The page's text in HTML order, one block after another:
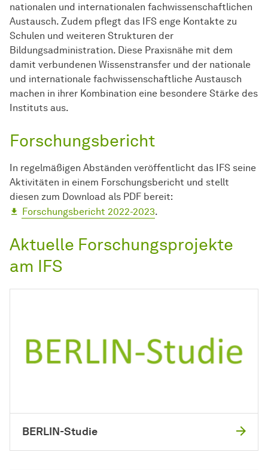
nationalen und internationalen fachwissenschaftlichen
Austausch. Zudem pflegt das IFS enge Kontakte zu
Schulen und weiteren Strukturen der
Bildungsadministration. Diese Praxisnähe mit dem
damit verbundenen Wissenstransfer und der nationale
und internationale fachwissenschaftliche Austausch
machen in ihrer Kombination eine besondere Stärke des
Instituts aus.
Forschungsbericht
In regelmäßigen Abständen veröffentlicht das IFS seine
Aktivitäten in einem Forschungsbericht und stellt
diesen zum Download als PDF bereit:
Forschungsbericht 2022-2023.
Aktuelle Forschungsprojekte
am IFS
BERLIN-Studie